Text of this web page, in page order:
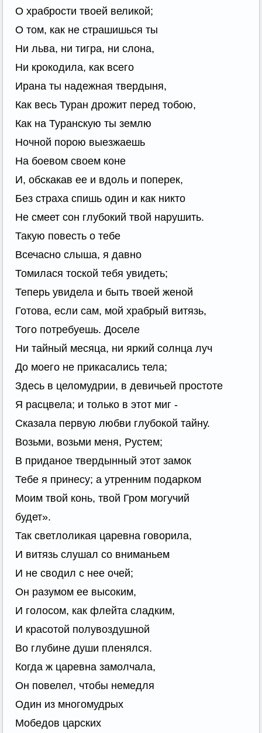
О храбрости твоей великой;
О том, как не страшишься ты
Ни льва, ни тигра, ни слона,
Ни крокодила, как всего
Ирана ты надежная твердыня,
Как весь Туран дрожит перед тобою,
Как на Туранскую ты землю
Ночной порою выезжаешь
На боевом своем коне
И, обскакав ее и вдоль и поперек,
Без страха спишь один и как никто
Не смеет сон глубокий твой нарушить.
Такую повесть о тебе
Всечасно слыша, я давно
Томилася тоской тебя увидеть;
Теперь увидела и быть твоей женой
Готова, если сам, мой храбрый витязь,
Того потребуешь. Доселе
Ни тайный месяца, ни яркий солнца луч
До моего не прикасались тела;
Здесь в целомудрии, в девичьей простоте
Я расцвела; и только в этот миг -
Сказала первую любви глубокой тайну.
Возьми, возьми меня, Рустем;
В приданое твердынный этот замок
Тебе я принесу; а утренним подарком
Моим твой конь, твой Гром могучий
будет».
Так светлоликая царевна говорила,
И витязь слушал со вниманьем
И не сводил с нее очей;
Он разумом ее высоким,
И голосом, как флейта сладким,
И красотой полувоздушной
Во глубине души пленялся.
Когда ж царевна замолчала,
Он повелел, чтобы немедля
Один из многомудрых
Мобедов царских